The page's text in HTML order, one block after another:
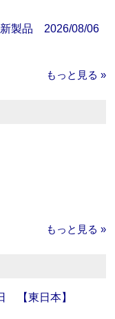
新製品 2026/08/06
もっと見る »
もっと見る »
【東日本】